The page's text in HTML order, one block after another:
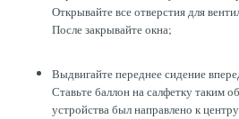
Открывайте все отверстия для
После закрывайте окна;
Выдвигайте переднее сидение
Ставьте баллон на салфетку таким
устройства был направлено к